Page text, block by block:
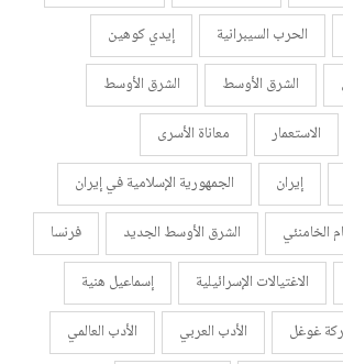
الحرب السيبرانية
إيدي كوهين
الشرق الأوسط
الشرق الأوسط
الاستعمار
معاناة الأسرى
إيران
الجمهورية الإسلامية في إيران
الخامنئي الشرق الأوسط الجديد
فرنسا
الاغتيالات الإسرائيلية
إسماعيل هنية
غوغل الأدب العربي الأدب العالمي